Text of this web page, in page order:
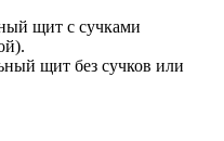
щит с сучками
щит без сучков или